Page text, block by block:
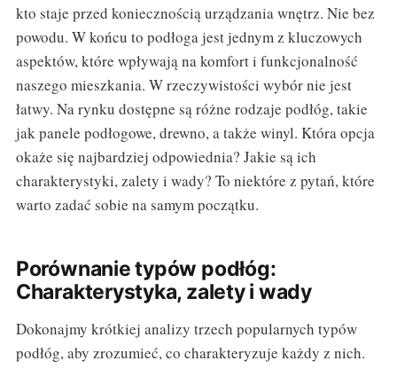
kto staje przed koniecznością urządzania wnętrz. Nie bez
powodu. W końcu to podłoga jest jednym z kluczowych
aspektów, które wpływają na komfort i funkcjonalność
naszego mieszkania. W rzeczywistości wybór nie jest
łatwy. Na rynku dostępne są różne rodzaje podłóg, takie
jak panele podłogowe, drewno, a także winyl. Która opcja
okaże się najbardziej odpowiednia? Jakie są ich
charakterystyki, zalety i wady? To niektóre z pytań, które
warto zadać sobie na samym początku.
Porównanie typów podłóg:
Charakterystyka, zalety i wady
Dokonajmy krótkiej analizy trzech popularnych typów
podłóg, aby zrozumieć, co charakteryzuje każdy z nich.